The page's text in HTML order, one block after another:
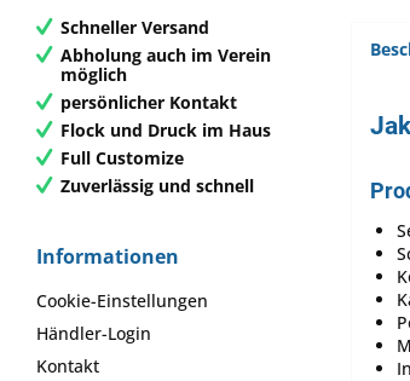
Schneller Versand
Abholung auch im Verein
möglich
persönlicher Kontakt
Flock und Druck im Haus
Full Customize
Zuverlässig und schnell
Informationen
Cookie-Einstellungen
Händler-Login
Kontakt